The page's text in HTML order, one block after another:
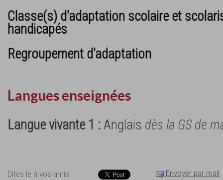
Classe(s) d'adaptation scolaire et
handicapés
Regroupement d'adaptation
Langues enseignées
Langue vivante 1 :Anglais dès la GS de
Dites le à vos amis : Envoyer par mail